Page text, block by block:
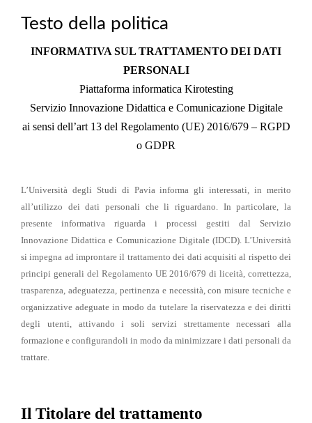
Testo della politica
INFORMATIVA SUL TRATTAMENTO DEI DATI
PERSONALI
Piattaforma informatica Kirotesting
Servizio Innovazione Didattica e Comunicazione Digitale
ai sensi dell’art 13 del Regolamento (UE) 2016/679 – RGPD
o GDPR
L’Università degli Studi di Pavia informa gli interessati, in merito
all’utilizzo dei dati personali che li riguardano. In particolare, la
presente informativa riguarda i processi gestiti dal Servizio
Innovazione Didattica e Comunicazione Digitale (IDCD). L’Università
si impegna ad improntare il trattamento dei dati acquisiti al rispetto dei
principi generali del Regolamento UE 2016/679 di liceità, correttezza,
trasparenza, adeguatezza, pertinenza e necessità, con misure tecniche e
organizzative adeguate in modo da tutelare la riservatezza e dei diritti
degli utenti, attivando i soli servizi strettamente necessari alla
formazione e configurandoli in modo da minimizzare i dati personali da
trattare.
Il Titolare del trattamento